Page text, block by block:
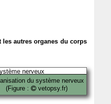
autres organes du corps
du système nerveux
(Figure :
vetopsy.fr)